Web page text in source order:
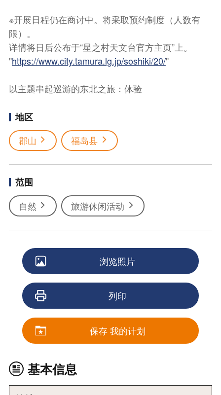
※开展日程仍在商讨中。将采取预约制度（人数有
限）。
详情将日后公布于“星之村天文台官方主页”上。
"https://www.city.tamura.lg.jp/soshiki/20/"
以主题串起巡游的东北之旅：体验
地区
郡山
福岛县
范围
自然
旅游休闲活动
浏览照片
列印
保存 我的计划
基本信息